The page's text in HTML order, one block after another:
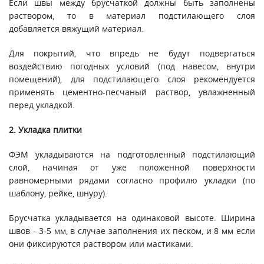
Если швы между брусчаткой должны быть заполнены
раствором, то в материал подстилающего слоя
добавляется вяжущий материал.
Для покрытий, что впредь не будут подвергаться
воздействию погодных условий (под навесом, внутри
помещений), для подстилающего слоя рекомендуется
применять цементно-песчаный раствор, увлажненный
перед укладкой.
2. Укладка плитки
ФЭМ укладываются на подготовленный подстилающий
слой, начиная от уже положенной поверхности
равномерными рядами согласно профилю укладки (по
шаблону, рейке, шнуру).
Брусчатка укладывается на одинаковой высоте. Ширина
швов - 3-5 мм, в случае заполнения их песком, и 8 мм если
они фиксируются раствором или мастиками.